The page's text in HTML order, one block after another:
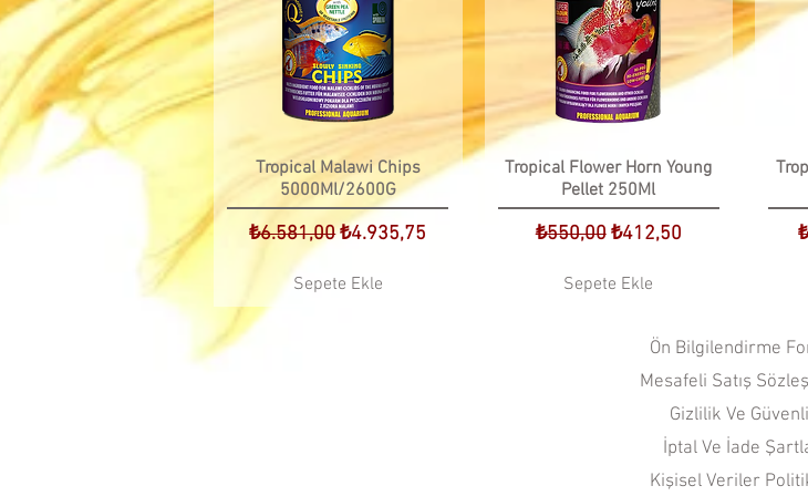
Tropical Malawi Chips
5000Ml/2600G
Normal Fiyat
₺6.581,00İndirimli Fiyat
₺4.935,75
Sepete Ekle
Tropical Flower Horn Young
Pellet 250Ml
Normal Fiyat
₺550,00 İndirimli Fiyat
₺412,50
Sepete Ekle
Ön Bilgilendirme
Mesafeli Satış
Gizlilik Ve
İptal Ve İade
Kişisel Veriler